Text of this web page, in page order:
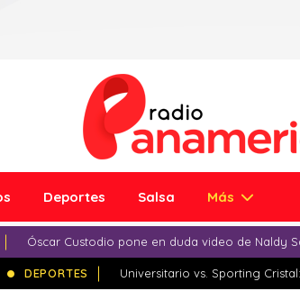
Deportes Salsa Más
Óscar Custodio pone en duda video de Naldy
DEPORTES Universitario vs. Sporting